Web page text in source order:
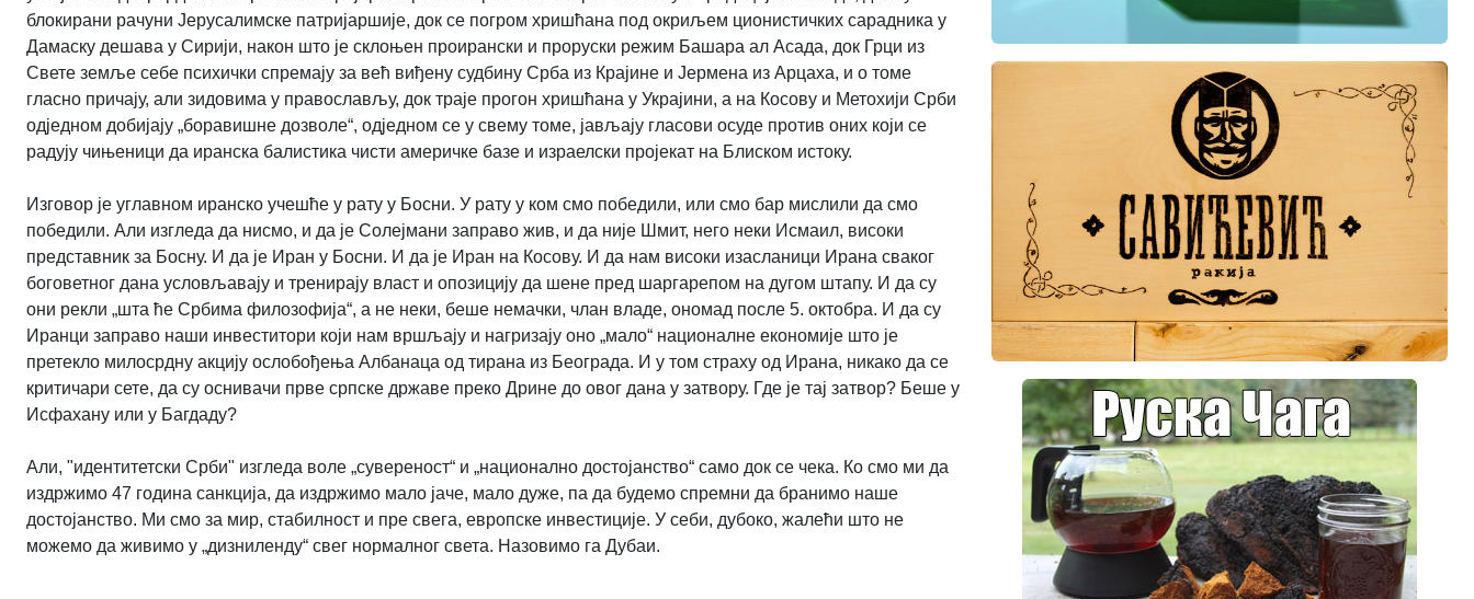
блокирани рачуни Јерусалимске патријаршије, док се погром хришћана под окриљем ционистичких сарадника у
Дамаску дешава у Сирији, након што је склоњен проирански и проруски режим Башара ал Асада, док Грци из
Свете земље себе психички спремају за већ виђену судбину Срба из Крајине и Јермена из Арцаха, и о томе
гласно причају, али зидовима у православљу, док траје прогон хришћана у Украјини, а на Косову и Метохији Срби
одједном добијају „боравишне дозволе“, одједном се у свему томе, јављају гласови осуде против оних који се
радују чињеници да иранска балистика чисти америчке базе и израелски пројекат на Блиском истоку.
Изговор је углавном иранско учешће у рату у Босни. У рату у ком смо победили, или смо бар мислили да смо
победили. Али изгледа да нисмо, и да је Солејмани заправо жив, и да није Шмит, него неки Исмаил, високи
представник за Босну. И да је Иран у Босни. И да је Иран на Косову. И да нам високи изасланици Ирана сваког
боговетног дана условљавају и тренирају власт и опозицију да шене пред шаргарепом на дугом штапу. И да су
они рекли „шта ће Србима филозофија“, а не неки, беше немачки, члан владе, ономад после 5. октобра. И да су
Иранци заправо наши инвеститори који нам вршљају и нагризају оно „мало“ националне економије што је
претекло милосрдну акцију ослобођења Албанаца од тирана из Београда. И у том страху од Ирана, никако да се
критичари сете, да су оснивачи прве српске државе преко Дрине до овог дана у затвору. Где је тај затвор? Беше у
Исфахану или у Багдаду?
Али, "идентитетски Срби" изгледа воле „сувереност“ и „национално достојанство“ само док се чека. Ко смо ми да
издржимо 47 година санкција, да издржимо мало јаче, мало дуже, па да будемо спремни да бранимо наше
достојанство. Ми смо за мир, стабилност и пре свега, европске инвестиције. У себи, дубоко, жалећи што не
можемо да живимо у „дизниленду“ свег нормалног света. Назовимо га Дубаи.